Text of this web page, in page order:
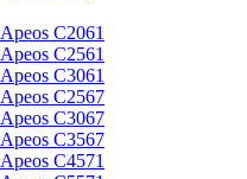
Apeos C2061
Apeos C2561
Apeos C3061
Apeos C2567
Apeos C3067
Apeos C3567
Apeos C4571